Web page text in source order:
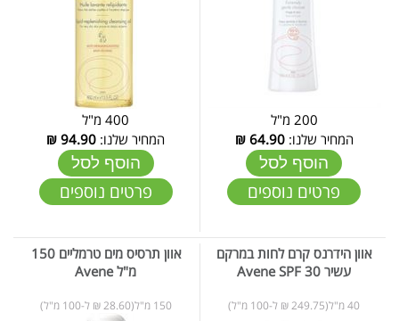
200 מ"ל
המחיר שלנו:64.90
₪
הוסף לסל
פרטים נוספים
400 מ"ל
המחיר שלנו: 94.90
₪
הוסף לסל
פרטים נוספים
אוון הידרנס קרם לחות במרקם
עשיר Avene SPF 30
40 מ"ל(249.75 ₪ ל-100 מ"ל)
אוון תרסיס מים טרמליים 150
מ"ל Avene
150 מ"ל(28.60 ₪ ל-100 מ"ל)